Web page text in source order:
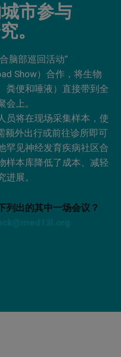
市参与
。
脑部巡回活动”
Show）合作，将生物
粪便和唾液）直接带到全
上。
员将在现场采集样本，使
额外出行或前往诊所即可
罕见神经发育疾病社区合
样本库降低了成本、减轻
展。
列出的其中一场会议？